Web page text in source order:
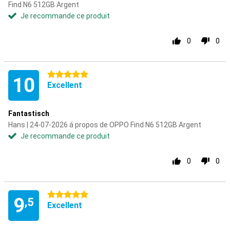
Find N6 512GB Argent
Je recommande ce produit
0 0
10 5 étoiles
Excellent
Fantastisch
Hans | 24-07-2026 á propos de OPPO Find N6 512GB Argent
Je recommande ce produit
0 0
9,5
5 étoiles
Excellent